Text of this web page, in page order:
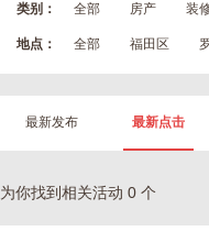
类别： 全部 房产 装
地点： 全部 福田区
最新发布 最新点击
为你找到相关活动 0 个